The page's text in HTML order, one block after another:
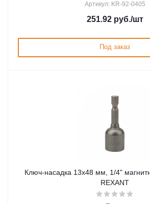
Артикул: KR-92-0405
251.92руб./шт
Под заказ
Ключ-насадка 13х48 мм, 1/4"
REXANT